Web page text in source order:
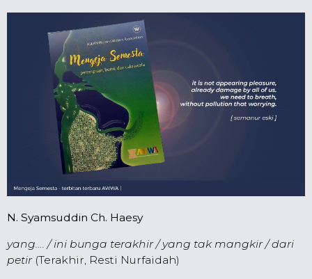
N. Syamsuddin Ch. Haesy
yang…. /ini bunga terakhir /yang tak mangkir /dari
petir (Terakhir, Resti Nurfaidah)